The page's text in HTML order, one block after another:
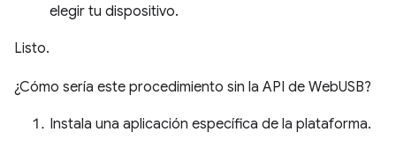
elegir tu dispositivo.
Listo.
¿Cómo sería este procedimiento sin la API de WebUSB?
Instala una aplicación específica de la plataforma.